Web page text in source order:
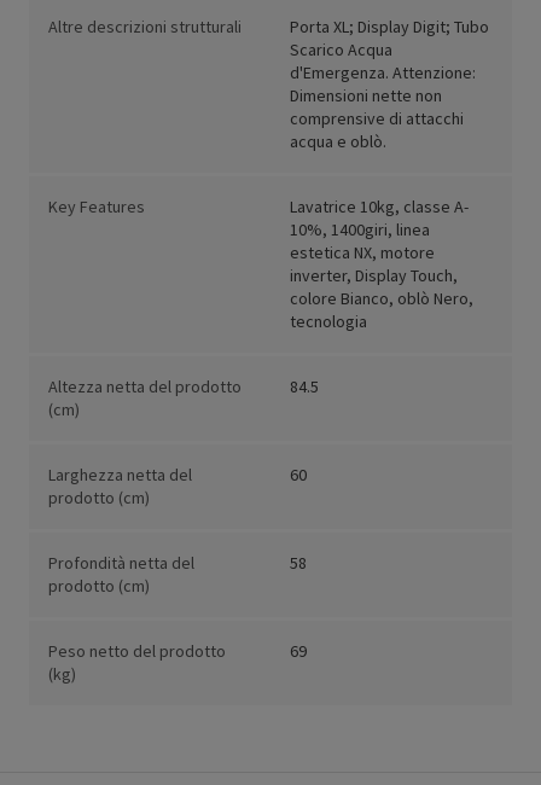
Altre descrizioni strutturali
Porta XL; Display Digit; Tubo
Scarico Acqua
d'Emergenza. Attenzione:
Dimensioni nette non
comprensive di attacchi
acqua e oblò.
Key Features
Lavatrice 10kg, classe A-
10%, 1400giri, linea
estetica NX, motore
inverter, Display Touch,
colore Bianco, oblò Nero,
tecnologia
Altezza netta del prodotto
(cm)
84.5
Larghezza netta del
prodotto (cm)
60
Profondità netta del
prodotto (cm)
58
Peso netto del prodotto
(kg)
69